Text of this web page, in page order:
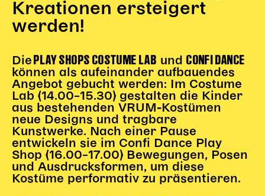
Gl!tch4
Wem gehört die Bühne?
HAUS
Über Uns
Unser Blog
Team
Künstler*innen 2025/26
Bühnen + Studios
Kreationen ersteigert
werden!
Die PLAY SHOPS COSTUME LAB undCONFI DANCE
können als aufeinander aufbauendes
Angebot gebucht werden: Im Costume
Lab (14.00–15.30) gestalten die Kinder
aus bestehenden VRUM-Kostümen
neue Designs und tragbare
Kunstwerke. Nach einer Pause
entwickeln sie im Confi Dance Play
Shop (16.00–17.00) Bewegungen, Posen
und Ausdrucksformen, um diese
Kostüme performativ zu präsentieren.